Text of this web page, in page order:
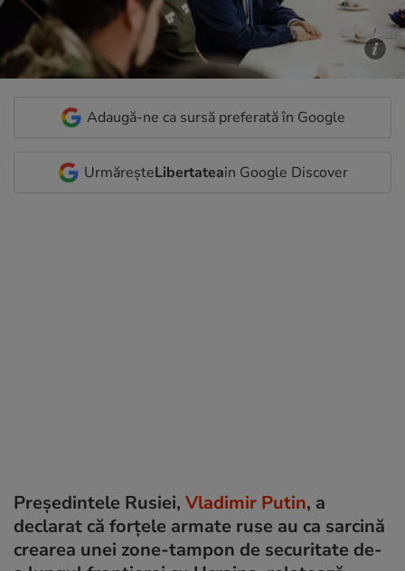
Adaugă-ne ca sursă preferată în Google
UrmăreșteLibertateain Google Discover
Președintele Rusiei, Vladimir Putin, a
declarat că forțele armate ruse au ca sarcină
crearea unei zone-tampon de securitate de-